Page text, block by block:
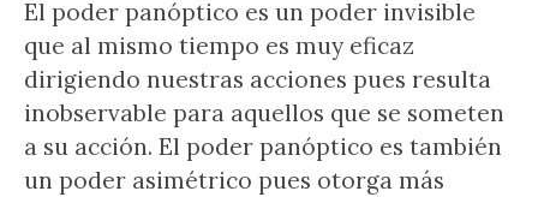
El poder panóptico es un poder invisible
que al mismo tiempo es muy eficaz
dirigiendo nuestras acciones pues resulta
inobservable para aquellos que se someten
a su acción. El poder panóptico es también
un poder asimétrico pues otorga más